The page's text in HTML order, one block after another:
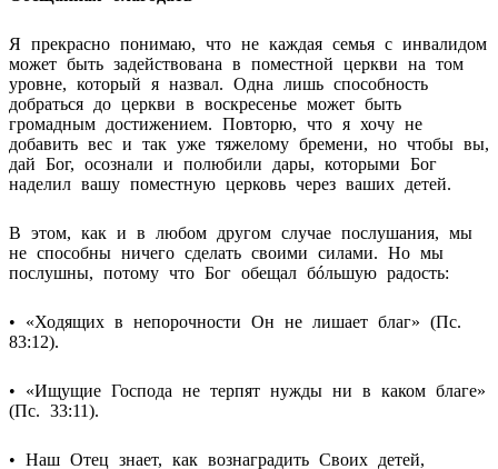
Я прекрасно понимаю, что не каждая семья с инвалидом
может быть задействована в поместной церкви на том
уровне, который я назвал. Одна лишь способность
добраться до церкви в воскресенье может быть
громадным достижением. Повторю, что я хочу не
добавить вес и так уже тяжелому бремени, но чтобы вы,
дай Бог, осознали и полюбили дары, которыми Бог
наделил вашу поместную церковь через ваших детей.
В этом, как и в любом другом случае послушания, мы
не способны ничего сделать своими силами. Но мы
послушны, потому что Бог обещал бóльшую радость:
• «Ходящих в непорочности Он не лишает благ» (Пс.
83:12).
• «Ищущие Господа не терпят нужды ни в каком благе»
(Пс. 33:11).
• Наш Отец знает, как вознаградить Своих детей,